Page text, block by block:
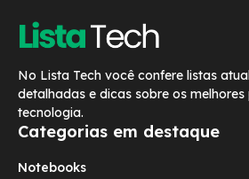
No Lista Tech você confere listas
detalhadas e dicas sobre os
tecnologia.
Categorias em destaque
Notebooks